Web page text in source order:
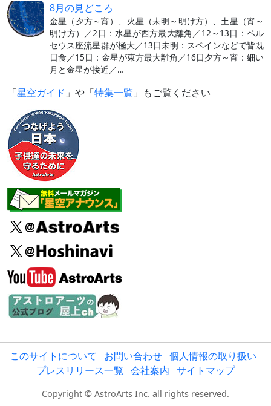
8月の見どころ
金星（夕方～宵）、火星（未明～明け方）、土星（宵～
明け方）／2日：水星が西方最大離角／12～13日：ペル
セウス座流星群が極大／13日未明：スペインなどで皆既
日食／15日：金星が東方最大離角／16日夕方～宵：細い
月と金星が接近／…
「星空ガイド 」や「特集一覧 」もご覧ください
このサイトについて お問い合わせ 個人情報の取り扱い
プレスリリース一覧 会社案内 サイトマップ
Copyright © AstroArts Inc. all rights reserved.